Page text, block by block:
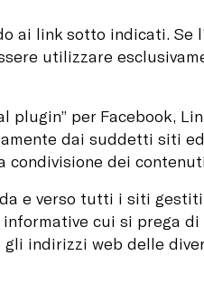
ai link sotto indicati. Se
utilizzare
per Facebook,
dai suddetti siti
dei
e verso tutti i siti
cui si prega
indirizzi web delle